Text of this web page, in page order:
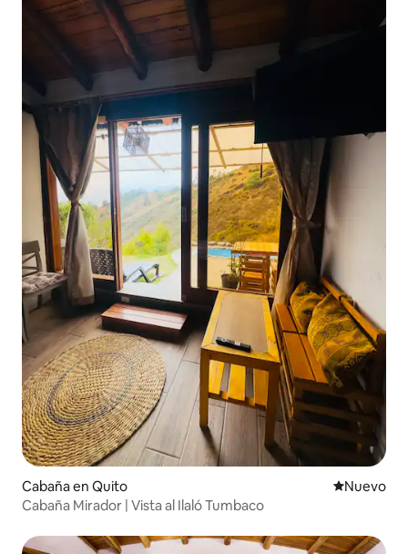
Cabaña en Quito Nuevo
Nuevo
Cabaña Mirador | Vista al Ilaló Tumbaco